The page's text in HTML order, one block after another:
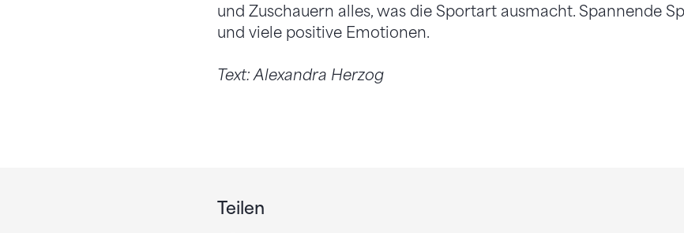
und Zuschauern alles, was die Sportart ausmacht. Spannende
und viele positive Emotionen.
Text: Alexandra Herzog
Teilen